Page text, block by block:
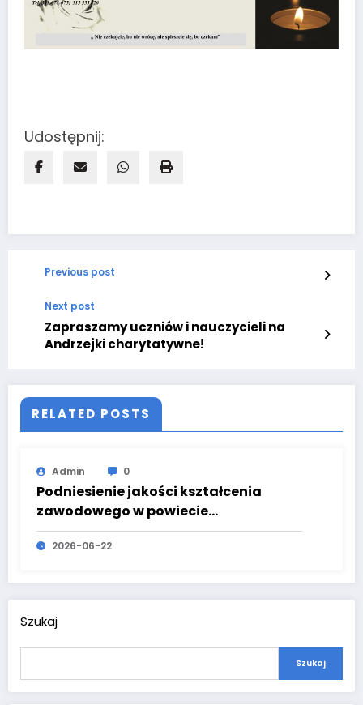
Udostępnij:
Previous post
Next post
Zapraszamy uczniów i nauczycieli na
Andrzejki charytatywne!
RELATED POSTS
Admin 0
Podniesienie jakości kształcenia
zawodowego w powiecie
krotoszyńskim
2026-06-22
Szukaj
Szukaj